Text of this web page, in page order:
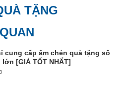
TẶNG
cung cấp ấm chén quà tặng số
[GIÁ TỐT NHẤT]